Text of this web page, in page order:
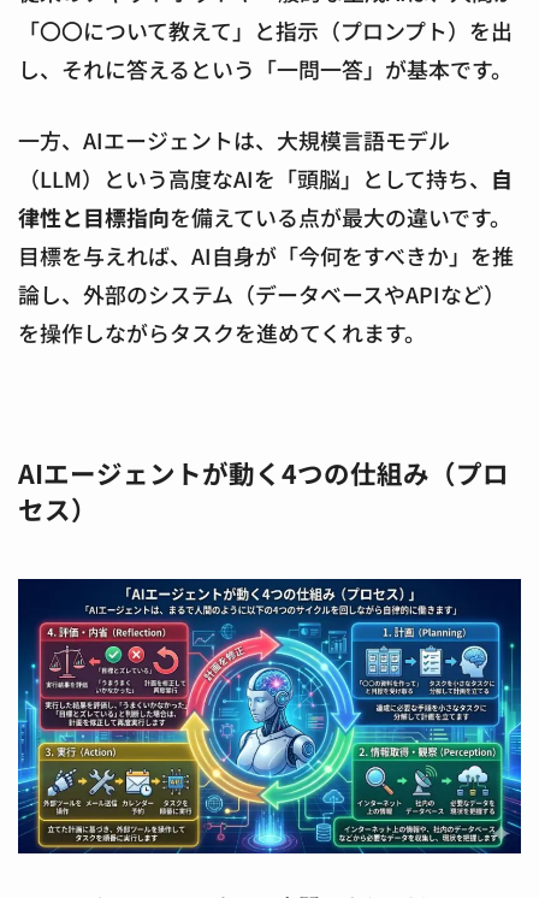
「〇〇について教えて」と指示（プロンプト）を出
し、それに答えるという「一問一答」が基本です。
一方、AIエージェントは、大規模言語モデル
（LLM）という高度なAIを「頭脳」として持ち、 自
律性と目標指向を備えている点が最大の違いです。
目標を与えれば、AI自身が「今何をすべきか」を推
論し、外部のシステム（データベースやAPIなど）
を操作しながらタスクを進めてくれます。
AIエージェントが動く4つの仕組み（プロ
セス）